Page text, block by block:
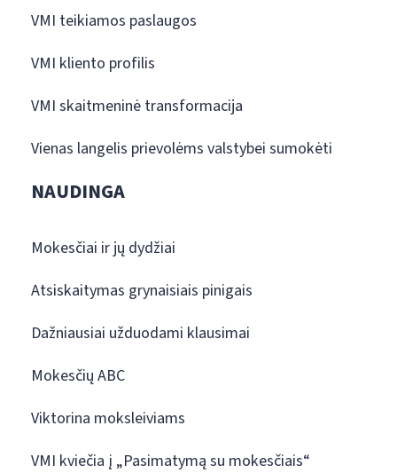
VMI teikiamos paslaugos
VMI kliento profilis
VMI skaitmeninė transformacija
Vienas langelis prievolėms valstybei sumokėti
NAUDINGA
Mokesčiai ir jų dydžiai
Atsiskaitymas grynaisiais pinigais
Dažniausiai užduodami klausimai
Mokesčių ABC
Viktorina moksleiviams
VMI kviečia į „Pasimatymą su mokesčiais“